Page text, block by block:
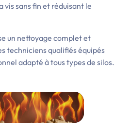
vis sans fin et réduisant le
un nettoyage complet et
techniciens qualifiés équipés
adapté à tous types de silos.